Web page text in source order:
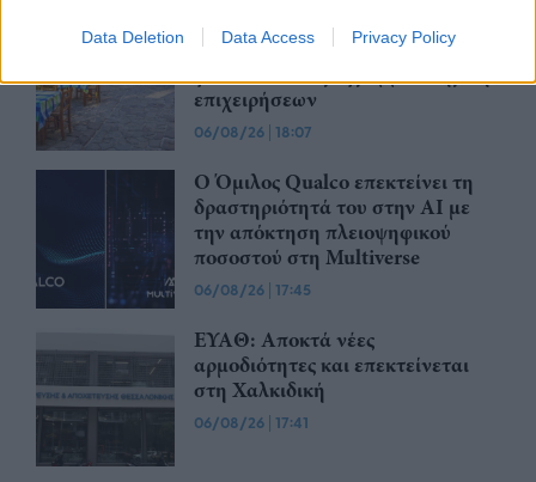
Data Deletion Data Access Privacy Policy
Σαμοθράκη: Σε λειτουργία η
πλατφόρμα myBusinessSupport
για το ειδικό πρόγραμμα στήριξης
επιχειρήσεων
06/08/26 | 18:07
Ο Όμιλος Qualco επεκτείνει τη
δραστηριότητά του στην ΑΙ με
την απόκτηση πλειοψηφικού
ποσοστού στη Multiverse
06/08/26 | 17:45
ΕΥΑΘ: Αποκτά νέες
αρμοδιότητες και επεκτείνεται
στη Χαλκιδική
06/08/26 | 17:41